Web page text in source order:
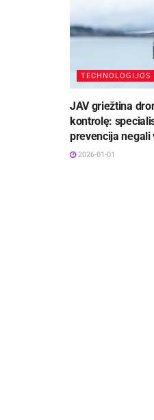
TECHNOLOGIJOS
JAV griežtina
kontrolę:
prevencija negali
2026-01-01